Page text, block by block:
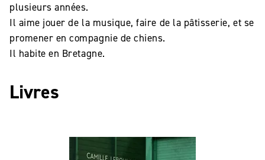
plusieurs années.
Il aime jouer de la musique, faire de la pâtisserie, et se
promener en compagnie de chiens.
Il habite en Bretagne.
Livres